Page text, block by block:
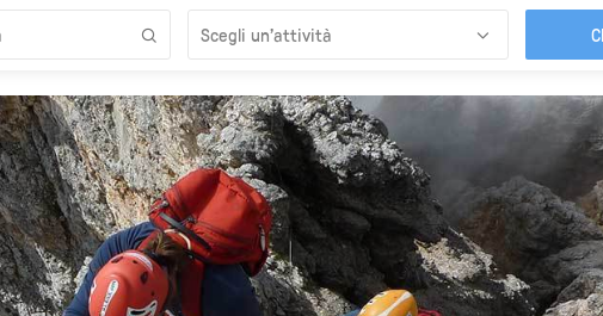
Scegli un’attività